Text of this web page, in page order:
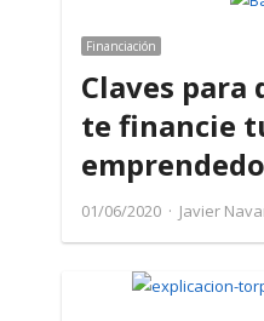
Financiación
Claves para
te financie
01/06/2020 Author
Javier